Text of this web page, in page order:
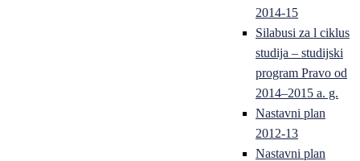
2014-15
Silabusi za l ciklus
studija – studijski
program Pravo od
2014–2015 a. g.
Nastavni plan
2012-13
Nastavni plan